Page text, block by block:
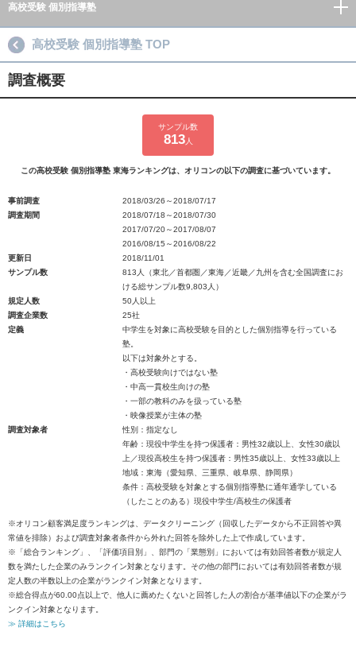
高校受験 個別指導塾
高校受験 個別指導塾 TOP
調査概要
サンプル数
813人
この高校受験 個別指導塾 東海ランキングは、オリコンの以下の調査に基づいています。
事前調査
2018/03/26～2018/07/17
調査期間
2018/07/18～2018/07/30
2017/07/20～2017/08/07
2016/08/15～2016/08/22
更新日
2018/11/01
サンプル数
813人（東北／首都圏／東海／近畿／九州を含む全国調査にお
ける総サンプル数9,803人）
規定人数
50人以上
調査企業数
25社
定義
中学生を対象に高校受験を目的とした個別指導を行っている
塾。
以下は対象外とする。
・高校受験向けではない塾
・中高一貫校生向けの塾
・一部の教科のみを扱っている塾
・映像授業が主体の塾
調査対象者
性別：指定なし
年齢：現役中学生を持つ保護者：男性32歳以上、女性30歳以
上／現役高校生を持つ保護者：男性35歳以上、女性33歳以上
地域：東海（愛知県、三重県、岐阜県、静岡県）
条件：高校受験を対象とする個別指導塾に通年通学している
（したことのある）現役中学生/高校生の保護者
※オリコン顧客満足度ランキングは、データクリーニング（回収したデータから不正回答や異
常値を排除）および調査対象者条件から外れた回答を除外した上で作成しています。
※「総合ランキング」、「評価項目別」、部門の「業態別」においては有効回答者数が規定人
数を満たした企業のみランクイン対象となります。その他の部門においては有効回答者数が規
定人数の半数以上の企業がランクイン対象となります。
※総合得点が60.00点以上で、他人に薦めたくないと回答した人の割合が基準値以下の企業がラ
ンクイン対象となります。
≫ 詳細はこちら